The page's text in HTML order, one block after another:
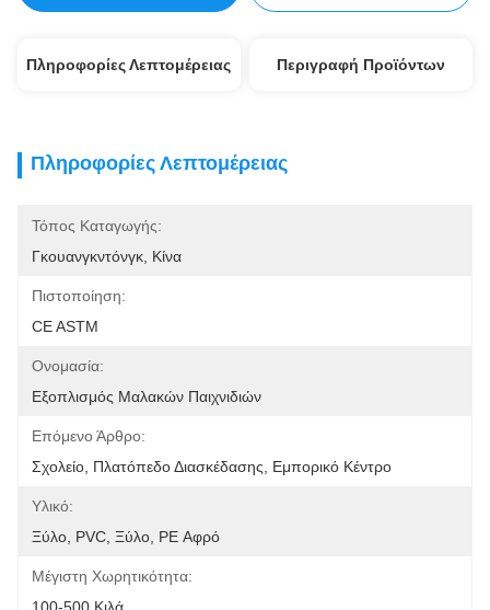
Πληροφορίες Λεπτομέρειας Περιγραφή Προϊόντων
Πληροφορίες Λεπτομέρειας
Τόπος Καταγωγής:
Γκουανγκντόνγκ, Κίνα
Πιστοποίηση:
CE ASTM
Ονομασία:
Εξοπλισμός Μαλακών Παιχνιδιών
Επόμενο Άρθρο:
Σχολείο, Πλατόπεδο Διασκέδασης, Εμπορικό Κέντρο
Υλικό:
Ξύλο, PVC, Ξύλο, PE Αφρό
Μέγιστη Χωρητικότητα: